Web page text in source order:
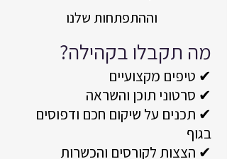
וההתפתחות שלנו
מה תקבלו בקהילה?
✔ טיפים מקצועיים
✔ סרטוני תוכן והשראה
✔ תכנים על שיקום חכם ודפוסים
בגוף
✔ הצצות לקורסים והכשרות